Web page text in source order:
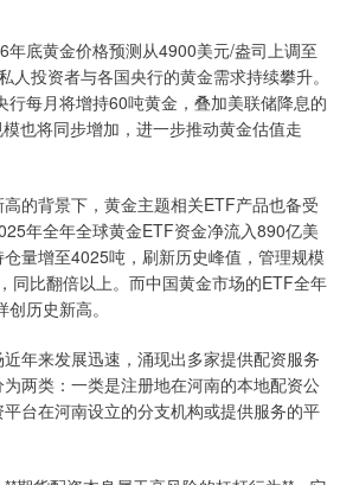
底黄金价格预测从4900美元/盎司上调至
人投资者与各国央行的黄金需求持续攀升。
行每月将增持60吨黄金，叠加美联储降息的
也将同步增加，进一步推动黄金估值走
背景下，黄金主题相关ETF产品也备受
年全年全球黄金ETF资金净流入890亿美
量增至4025吨，刷新历史峰值，管理规模
同比翻倍以上。而中国黄金市场的ETF全年
历史新高。
年来发展迅速，涌现出多家提供配资服务
两类：一类是注册地在河南的本地配资公
台在河南设立的分支机构或提供服务的平